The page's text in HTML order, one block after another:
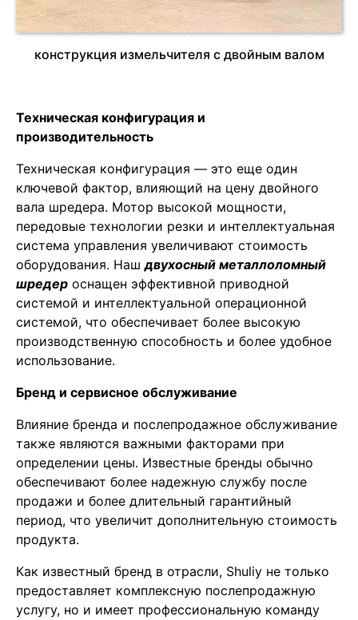
конструкция измельчителя с двойным валом
Техническая конфигурация и
производительность
Техническая конфигурация — это еще один
ключевой фактор, влияющий на цену двойного
вала шредера. Мотор высокой мощности,
передовые технологии резки и интеллектуальная
система управления увеличивают стоимость
оборудования. Нашдвухосный металлоломный
шредер оснащен эффективной приводной
системой и интеллектуальной операционной
системой, что обеспечивает более высокую
производственную способность и более удобное
использование.
Бренд и сервисное обслуживание
Влияние бренда и послепродажное обслуживание
также являются важными факторами при
определении цены. Известные бренды обычно
обеспечивают более надежную службу после
продажи и более длительный гарантийный
период, что увеличит дополнительную стоимость
продукта.
Как известный бренд в отрасли, Shuliy не только
предоставляет комплексную послепродажную
услугу, но и имеет профессиональную команду